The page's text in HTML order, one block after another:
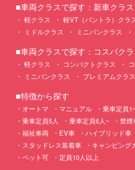
■車両クラスで探す：新車クラス
軽クラス 軽VT（バントラ）クラ
ミドルクラス
ミニバンクラス
■車両クラスで探す：コスパク
軽クラス コンパクトクラス
ミニバンクラス
プレミアムクラス
■特徴から探す
オートマ マニュアル 乗車定員
乗車定員5人
乗車定員6人~ 禁煙
福祉車両
EV車 ハイブリッド車
スタッドレス装着車
キャンピング
ペット可
定員10人以上